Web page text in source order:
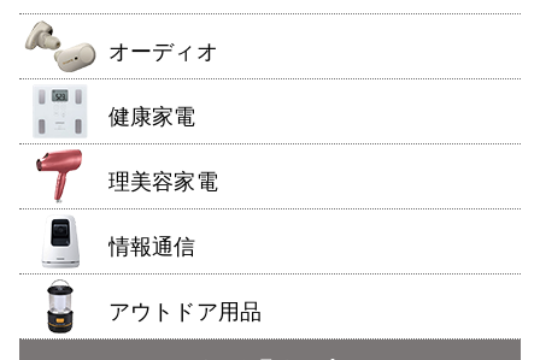
オーディオ
健康家電
理美容家電
情報通信
アウトドア用品